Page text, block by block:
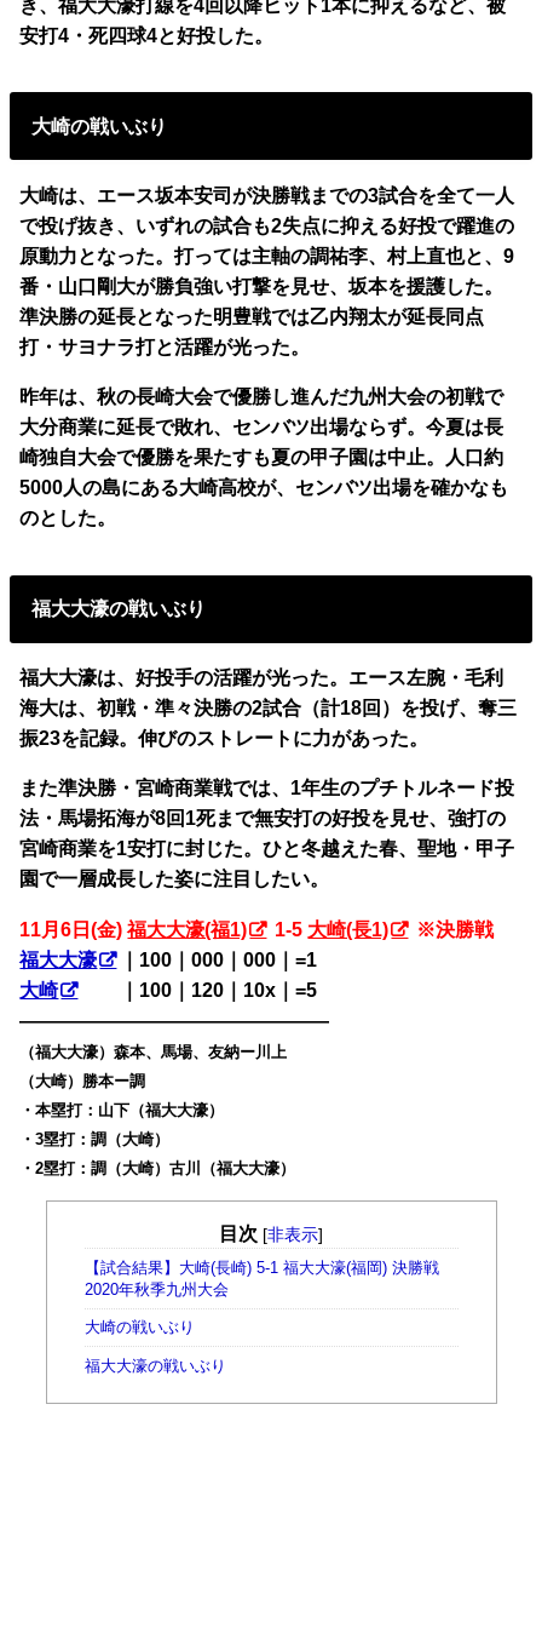
き、福大大濠打線を4回以降ヒット1本に抑えるなど、被
安打4・死四球4と好投した。
大崎の戦いぶり
大崎は、エース坂本安司が決勝戦までの3試合を全て一人
で投げ抜き、いずれの試合も2失点に抑える好投で躍進の
原動力となった。打っては主軸の調祐李、村上直也と、9
番・山口剛大が勝負強い打撃を見せ、坂本を援護した。
準決勝の延長となった明豊戦では乙内翔太が延長同点
打・サヨナラ打と活躍が光った。
昨年は、秋の長崎大会で優勝し進んだ九州大会の初戦で
大分商業に延長で敗れ、センバツ出場ならず。今夏は長
崎独自大会で優勝を果たすも夏の甲子園は中止。人口約
5000人の島にある大崎高校が、センバツ出場を確かなも
のとした。
福大大濠の戦いぶり
福大大濠は、好投手の活躍が光った。エース左腕・毛利
海大は、初戦・準々決勝の2試合（計18回）を投げ、奪三
振23を記録。伸びのストレートに力があった。
また準決勝・宮崎商業戦では、1年生のプチトルネード投
法・馬場拓海が8回1死まで無安打の好投を見せ、強打の
宮崎商業を1安打に封じた。ひと冬越えた春、聖地・甲子
園で一層成長した姿に注目したい。
11月6日(金)福大大濠(福1) 1-5 大崎(長1)
※決勝戦
福大大濠
｜100｜000｜000｜=1
大崎
｜100｜120｜10x｜=5
————————————————
（福大大濠）森本、馬場、友納ー川上
（大崎）勝本ー調
・本塁打：山下（福大大濠）
・3塁打：調（大崎）
・2塁打：調（大崎）古川（福大大濠）
目次 [非表示]
【試合結果】大崎(長崎) 5-1 福大大濠(福岡) 決勝戦
2020年秋季九州大会
大崎の戦いぶり
福大大濠の戦いぶり